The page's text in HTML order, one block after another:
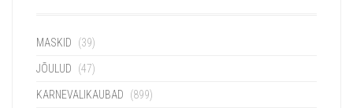
MASKID (39)
JÕULUD (47)
KARNEVALIKAUBAD (899)